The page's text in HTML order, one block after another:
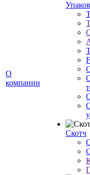
О
компании
Скотч